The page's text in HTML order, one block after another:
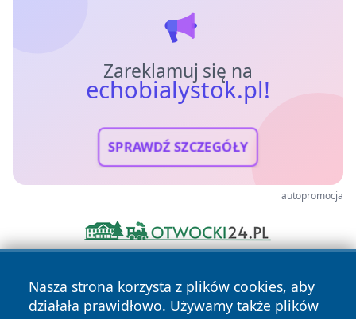
Zareklamuj się na
echobialystok.pl!
SPRAWDŹ SZCZEGÓŁY
autopromocja
Nasza strona korzysta z plików cookies, aby
działała prawidłowo. Używamy także plików